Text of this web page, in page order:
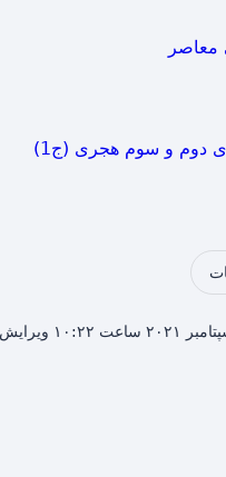
معاصر
دوم و سوم هجری (ج1)